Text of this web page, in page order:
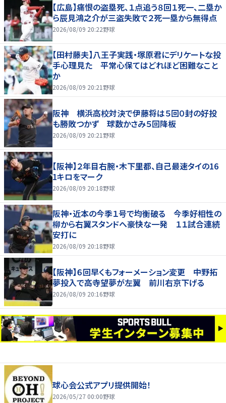
【広島】痛恨の盗塁死、１点追う８回１死一、二塁か
ら辰見鴻之介が三盗失敗で２死一塁から無得点
2026/08/09 20:22野球
【田村藤夫】八王子実践・塚原君にデリケートな投
手心理見た 平常心保てはどれほど困難なこと
か
2026/08/09 20:21 野球
阪神 横浜高校対決で伊藤将は５回０封の好投
も勝敗つかず 球数かさみ５回降板
2026/08/09 20:21 野球
【阪神】２年目右腕・木下里都、自己最速タイの16
1キロをマーク
2026/08/09 20:18野球
阪神・近本の今季１号で均衡破る 今季好相性の
柳から右翼スタンドへ豪快な一発 １１試合連続
安打に
2026/08/09 20:18野球
【阪神】６回早くもフォーメーション変更 中野拓
夢投入で高寺望夢が左翼 前川右京下げる
2026/08/09 20:16野球
球心会公式アプリ提供開始！
2026/05/27 00:00野球